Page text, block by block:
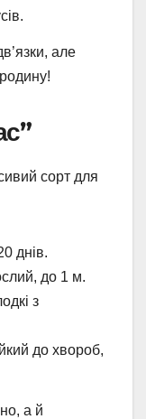
але
сорт для
днів.
до 1 м.
з
до хвороб,
а й